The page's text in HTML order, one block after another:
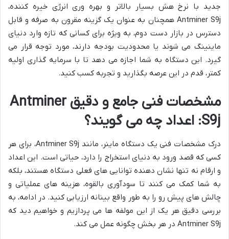
جدید با نرخ هش بسیار بالاتر و بهره وری انرژی خیره کننده،
Antminer S9j همچنان به عنوان یک گزینه مقرون به صرفه و قابل
دسترس در بازار دست دوم، به ویژه برای کسانی که تازه وارد دنیای
ماینینگ می شوند یا محدودیت بودجه دارند، مورد توجه قرار می
گیرد. این دستگاه به شما اجازه می دهد تا با سرمایه گذاری اولیه
کمتر، قدم در این عرصه بگذارید و تجربه کسب کنید.
مشخصات فنی جامع و دقیق Antminer
S9j: اعداد چه می گویند؟
درک مشخصات فنی یک دستگاه ماینر، مانند Antminer S9j، برای هر
کسی که قصد ورود به دنیای استخراج را دارد، حیاتی است. این اعداد
و ارقام نه تنها نشان دهنده توانایی های فعلی دستگاه هستند، بلکه
به شما کمک می کنند تا سودآوری بالقوه، هزینه های عملیاتی و
چالش های پیش رو را به طور واقع بینانه ارزیابی کنید. در ادامه، به
بررسی دقیق هر یک از این مولفه ها می پردازیم و خواهیم دید که
Antminer S9j در هر بخش چگونه عمل می کند.